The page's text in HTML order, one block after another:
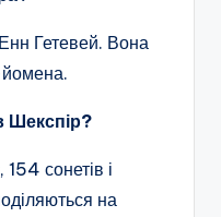
Гетевей. Вона
йомена.
Шекспір?
сонетів і
на